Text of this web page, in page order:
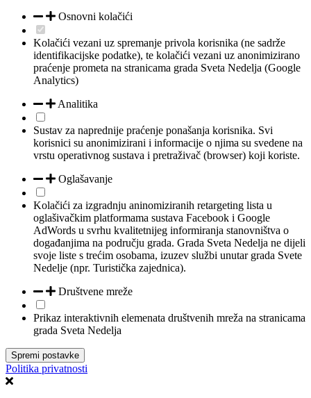
Osnovni kolačići
Kolačići vezani uz spremanje privola korisnika (ne sadrže
identifikacijske podatke), te kolačići vezani uz anonimizirano
praćenje prometa na stranicama grada Sveta Nedelja (Google
Analytics)
Analitika
Sustav za naprednije praćenje ponašanja korisnika. Svi
korisnici su anonimizirani i informacije o njima su svedene na
vrstu operativnog sustava i pretraživač (browser) koji koriste.
Oglašavanje
Kolačići za izgradnju aninomiziranih retargeting lista u
oglašivačkim platformama sustava Facebook i Google
AdWords u svrhu kvalitetnijeg informiranja stanovništva o
događanjima na području grada. Grada Sveta Nedelja ne dijeli
svoje liste s trećim osobama, izuzev službi unutar grada Svete
Nedelje (npr. Turistička zajednica).
Društvene mreže
Prikaz interaktivnih elemenata društvenih mreža na stranicama
grada Sveta Nedelja
Spremi postavke
Politika privatnosti